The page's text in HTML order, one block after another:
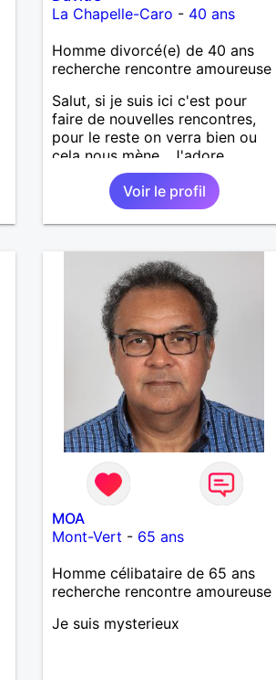
La Chapelle-Caro - 40 ans
Homme divorcé(e) de 40 ans
recherche rencontre amoureuse
Salut, si je suis ici c'est pour
faire de nouvelles rencontres,
pour le reste on verra bien ou
cela nous mène . J'adore
découvrir de nouvelles choses ,
alors si vous voulez m'initier à
l'une de vos activités je suis
partant.
Voir le profil
MOA
Mont-Vert - 65 ans
Homme célibataire de 65 ans
recherche rencontre amoureuse
Je suis mysterieux